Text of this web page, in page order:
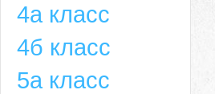
4а класс
4б класс
5а класс